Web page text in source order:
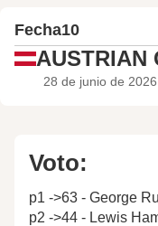
Fecha10
AUSTRIAN
28 de junio de
Voto:
p1 ->63 - George
p2 ->44 - Lewis